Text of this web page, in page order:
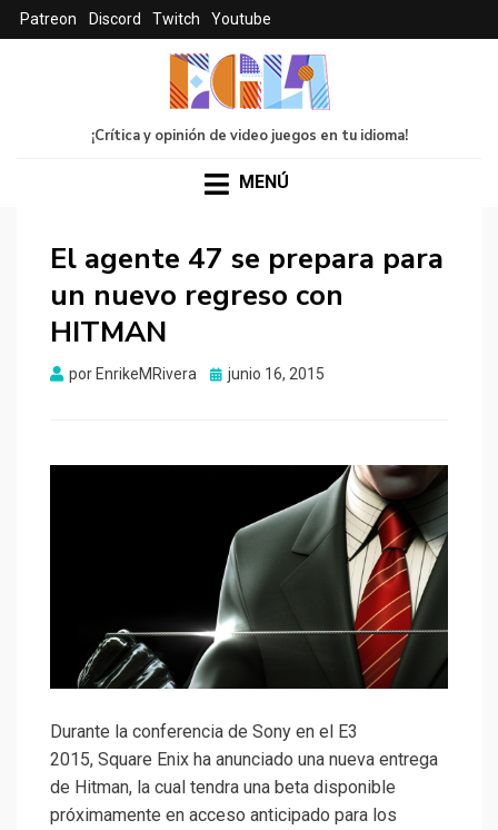
Patreon Discord Twitch Youtube
¡Crítica y opinión de video juegos en tu idioma!
MENÚ
El agente 47 se prepara para
un nuevo regreso con
HITMAN
por EnrikeMRivera
Publicado
junio 16, 2015
Durante la conferencia de Sony en el E3
2015, Square Enix ha anunciado una nueva entrega
de Hitman, la cual tendra una beta disponible
próximamente en acceso anticipado para los